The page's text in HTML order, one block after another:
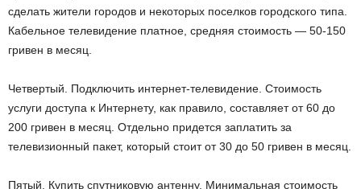
сделать жители городов и некоторых поселков городского типа.
Кабельное телевидение платное, средняя стоимость — 50-150
гривен в месяц.
Четвертый. Подключить интернет-телевидение. Стоимость
услуги доступа к Интернету, как правило, составляет от 60 до
200 гривен в месяц. Отдельно придется заплатить за
телевизионный пакет, который стоит от 30 до 50 гривен в месяц.
Пятый. Купить спутниковую антенну. Минимальная стоимость